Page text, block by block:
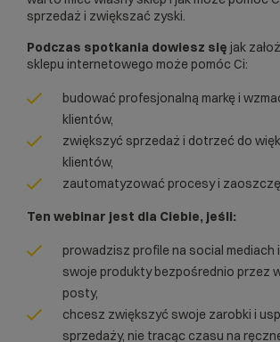
sprzedaż i zwiększać zyski.
Podczas spotkania dowiesz się jak
sklepu internetowego może pomóc Ci:
budować profesjonalną markę i
klientów,
zwiększyć sprzedaż i dotrzeć do
klientów,
zautomatyzować procesy i
Ten webinar jest dla Ciebie, jeśli:
prowadzisz profile na social mediach
swoje produkty bezpośrednio przez
posty,
chcesz zwiększyć swoje zarobki i
sprzedaży, nie tracąc czasu na